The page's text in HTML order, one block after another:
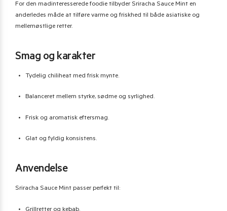
For den madinteresserede foodie tilbyder Sriracha Sauce Mint en
anderledes måde at tilføre varme og friskhed til både asiatiske og
mellemøstlige retter.
Smag og karakter
Tydelig chiliheat med frisk mynte.
Balanceret mellem styrke, sødme og syrlighed.
Frisk og aromatisk eftersmag.
Glat og fyldig konsistens.
Anvendelse
Sriracha Sauce Mint passer perfekt til: